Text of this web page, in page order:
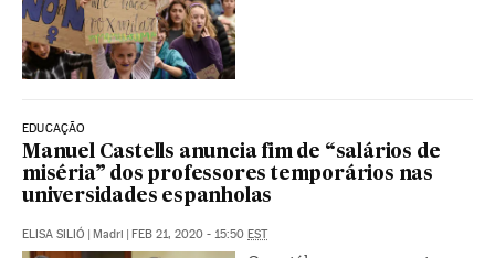
EDUCAÇÃO
Manuel Castells anuncia fim de “salários de
miséria” dos professores temporários nas
universidades espanholas
ELISA SILIÓ | Madri | FEB 21, 2020 - 15:50 EST